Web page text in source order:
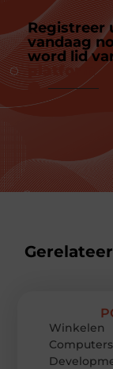
Registreer
vandaag
word lid
platform
Winkelen